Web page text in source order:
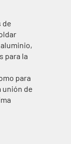
de
para la
para
unión de